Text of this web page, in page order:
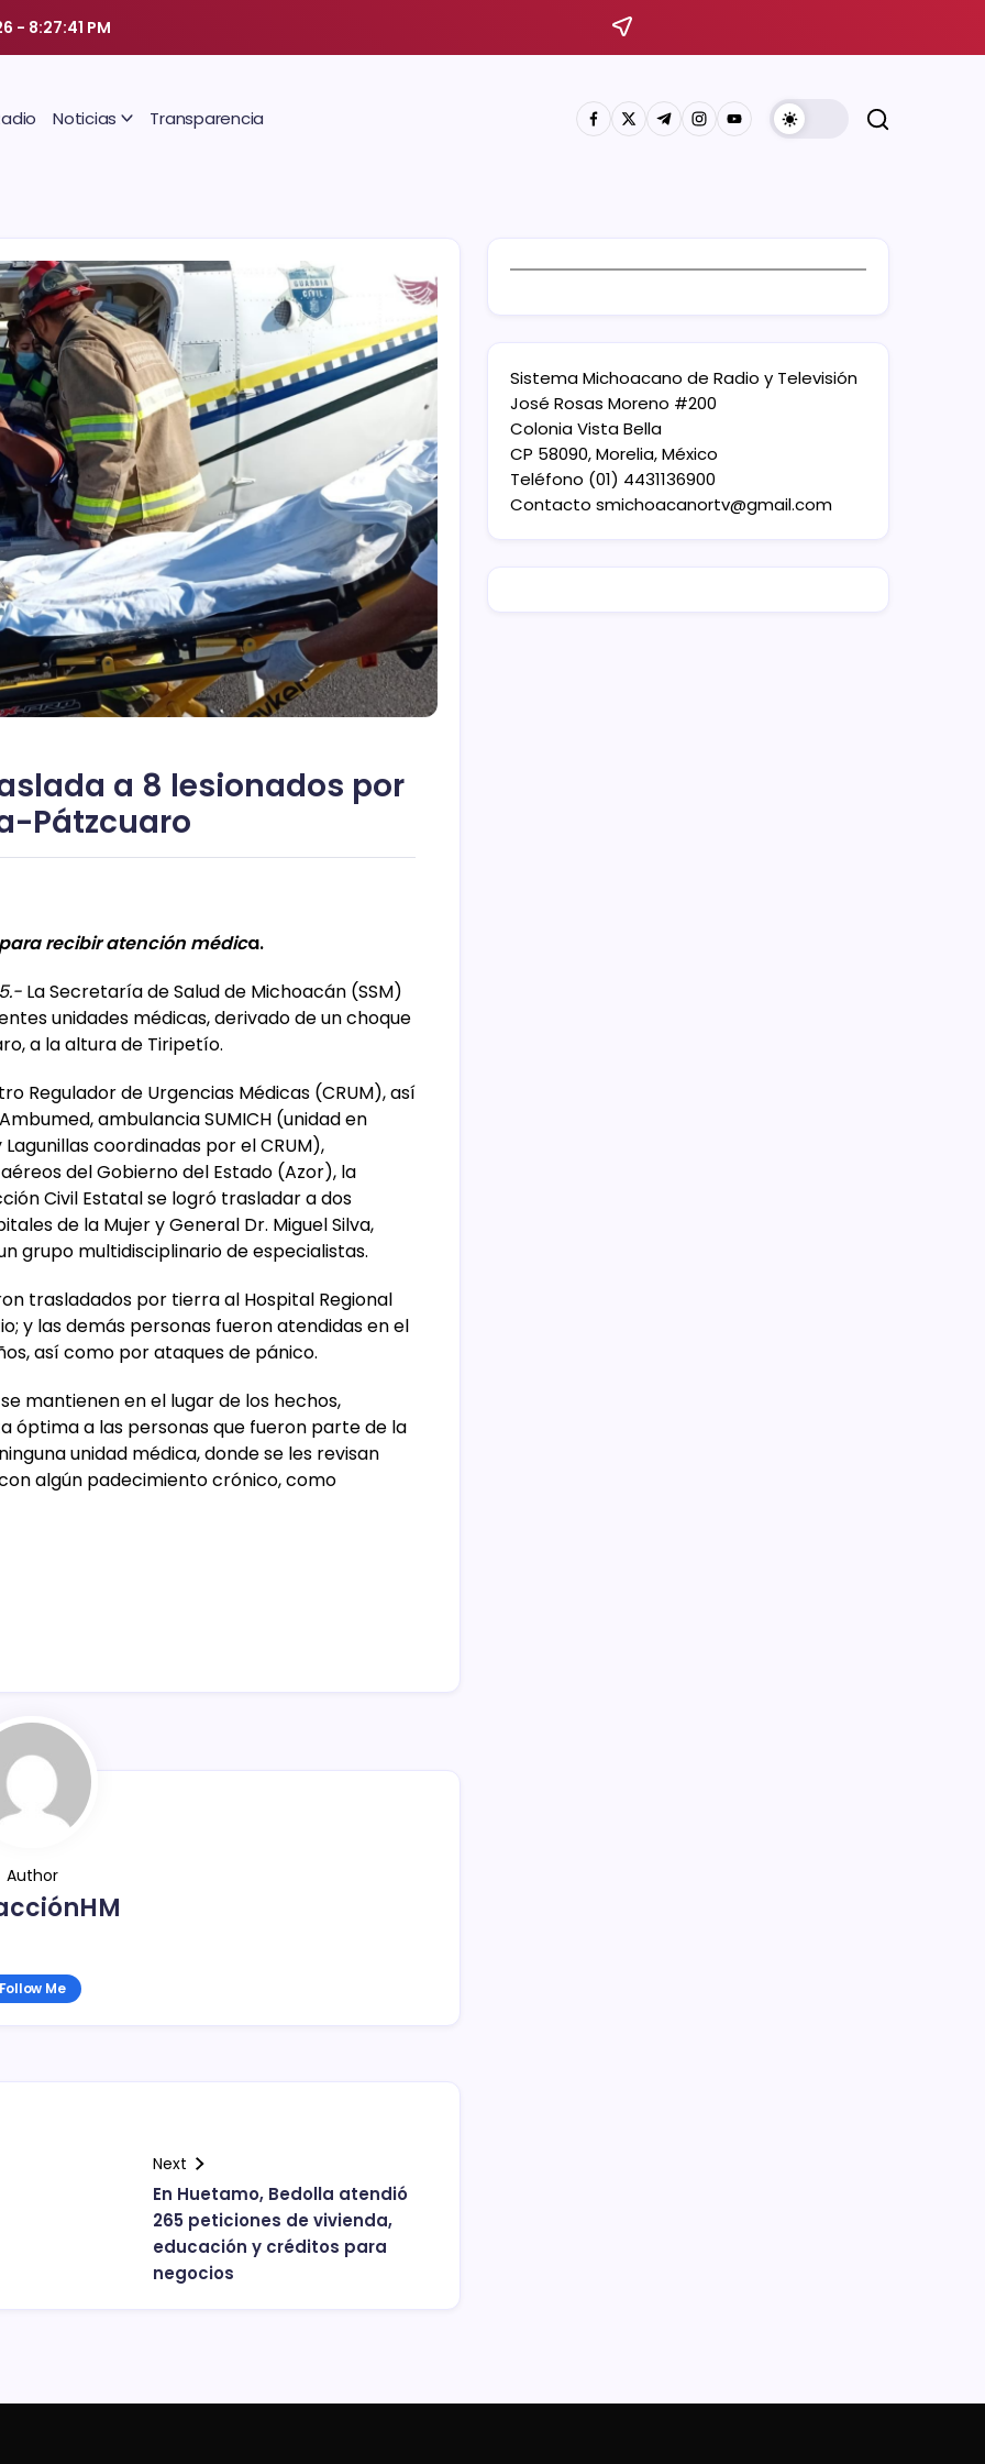
- 8:27:42 PM
Noticias Transparencia
a 8 lesionados por
Pátzcuaro
recibir atención médica.
La Secretaría de Salud de Michoacán (SSM)
unidades médicas, derivado de un choque
a la altura de Tiripetío.
Regulador de Urgencias Médicas (CRUM), así
ambulancia SUMICH (unidad en
coordinadas por el CRUM),
del Gobierno del Estado (Azor), la
Civil Estatal se logró trasladar a dos
de la Mujer y General Dr. Miguel Silva,
grupo multidisciplinario de especialistas.
trasladados por tierra al Hospital Regional
y las demás personas fueron atendidas en el
así como por ataques de pánico.
mantienen en el lugar de los hechos,
óptima a las personas que fueron parte de la
unidad médica, donde se les revisan
algún padecimiento crónico, como
Author
Follow Me
Next
En Huetamo, Bedolla atendió
265 peticiones de vivienda,
educación y créditos para
negocios
Sistema Michoacano de Radio y Televisión
José Rosas Moreno #200
Colonia Vista Bella
CP 58090, Morelia, México
Teléfono (01) 4431136900
Contacto smichoacanortv@gmail.com